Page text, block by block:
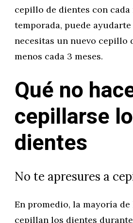
cepillo de dientes con cada
temporada, puede
necesitas un nuevo cepillo
menos cada 3 meses.
Qué no
cepillarse
dientes
No te apresures a
En promedio, la mayoría de
cepillan los dientes